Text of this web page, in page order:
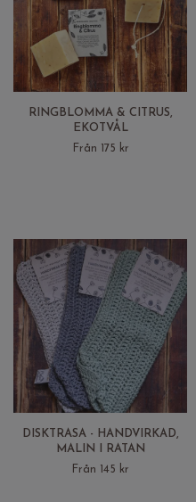
RINGBLOMMA & CITRUS,
EKOTVÅL
Från 175 kr
DISKTRASA - HANDVIRKAD,
MALIN I RATAN
Från 145 kr